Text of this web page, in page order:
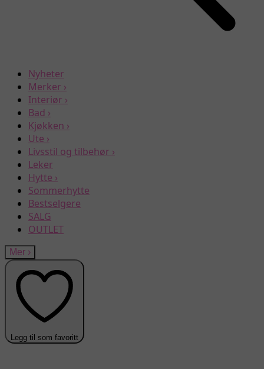
Nyheter
Merker ›
Interiør ›
Bad ›
Kjøkken ›
Ute ›
Livsstil og tilbehør ›
Leker
Hytte ›
Sommerhytte
Bestselgere
SALG
OUTLET
Mer ›
Legg til som favoritt